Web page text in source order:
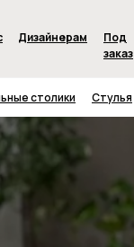
Дизайнерам
Под
заказ
Стулья
столики